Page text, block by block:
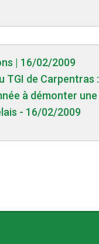
| 16/02/2009
TGI de Carpentras :
à démonter une
- 16/02/2009